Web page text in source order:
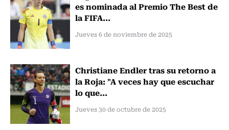
es nominada al Premio The Best de
la FIFA...
Jueves 6 de noviembre de 2025
Christiane Endler tras su retorno a
la Roja: "A veces hay que escuchar
lo que...
Jueves 30 de octubre de 2025